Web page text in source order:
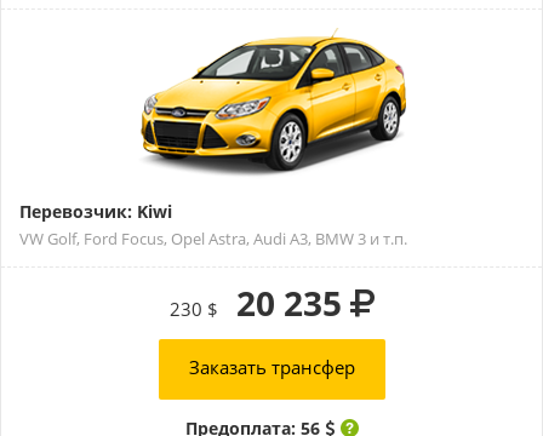
Перевозчик: Kiwi
VW Golf, Ford Focus, Opel Astra, Audi A3, BMW 3 и т.п.
230 $ 20 235
Заказать трансфер
Предоплата: 56